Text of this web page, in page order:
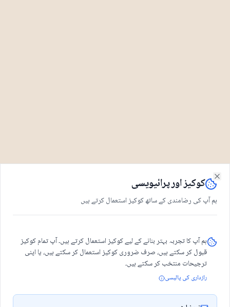
کوکیز اور پرائیویسی
ہم آپ کی رضامندی کے ساتھ کوکیز استعمال کرتے ہیں
ہم آپ کا تجربہ بہتر بنانے کے لیے کوکیز استعمال کرتے ہیں۔ آپ تمام کوکیز
قبول کر سکتے ہیں، صرف ضروری کوکیز استعمال کر سکتے ہیں، یا اپنی
ترجیحات منتخب کر سکتے ہیں۔
رازداری کی پالیسی
Close